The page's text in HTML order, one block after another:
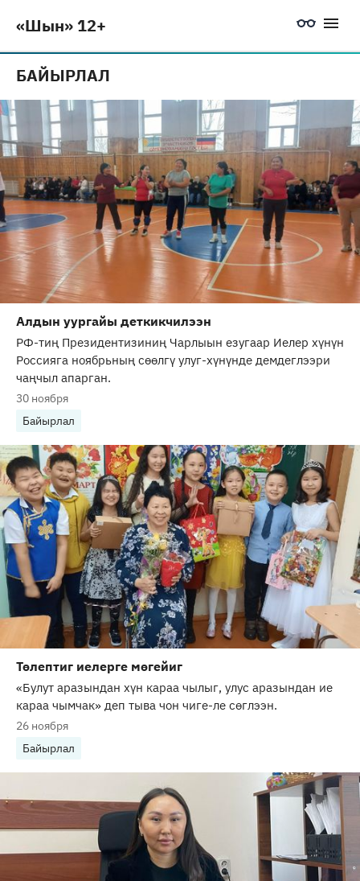
«Шын» 12+
БАЙЫРЛАЛ
Алдын уургайы деткикчилээн
РФ-тиң Президентизиниң Чарлыын езугаар Иелер хүнүн
Россияга ноябрьның сөөлгү улуг-хүнүнде демдеглээри
чаңчыл апарган.
30 ноября
Байырлал
Төлептиг иелерге мөгейиг
«Булут аразындан хүн караа чылыг, улус аразындан ие
караа чымчак» деп тыва чон чиге-ле сөглээн.
26 ноября
Байырлал